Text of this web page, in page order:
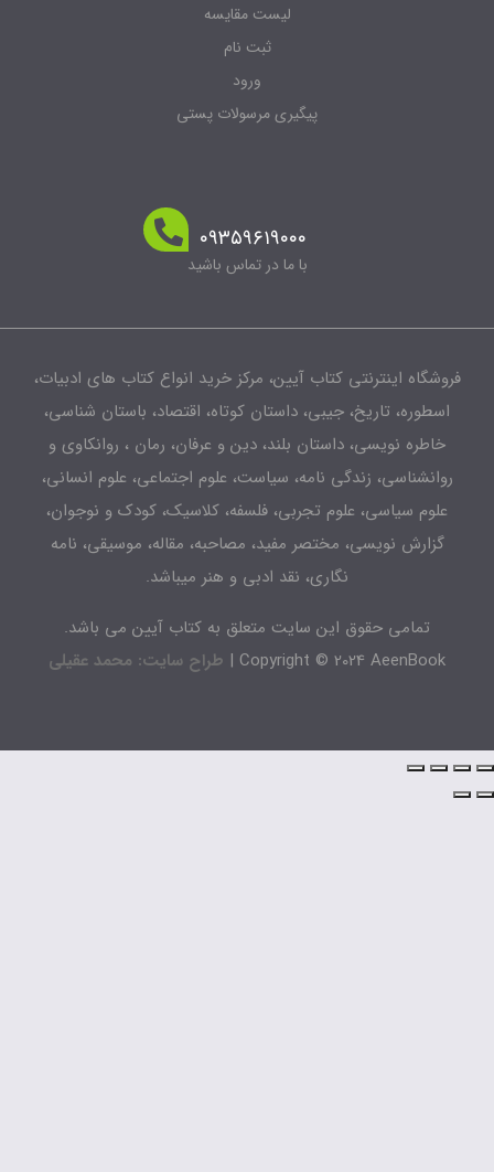
لیست مقایسه
پیگیری مرسولات پستی
۰۹۳۵۹۶۱۹۰۰۰
با ما در تماس باشید
اینترنتی کتاب آیین، مرکز خرید انواع کتاب های ادبیات،
تاریخ، جیبی، داستان کوتاه، اقتصاد، باستان شناسی،
نویسی، داستان بلند، دین و عرفان، رمان ، روانکاوی و
زندگی نامه، سیاست، علوم اجتماعی، علوم انسانی،
سیاسی، علوم تجربی، فلسفه، کلاسیک، کودک و نوجوان،
نویسی، مختصر مفید، مصاحبه، مقاله، موسیقی، نامه
نگاری، نقد ادبی و هنر میباشد.
تمامی حقوق این سایت متعلق به کتاب آیین می باشد.
Copyright © 2024 AeenBook طراح سایت: محمد عقیلی